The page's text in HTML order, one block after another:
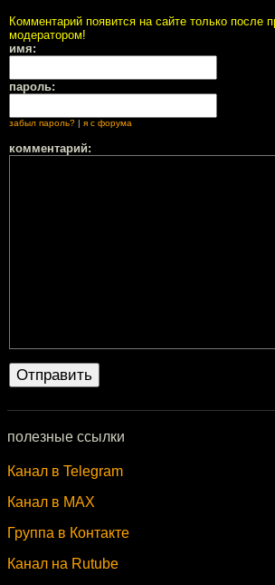
Комментарий появится на сайте только после
модератором!
имя:
пароль:
забыл пароль? | я с форума
комментарий:
полезные ссылки
Канал в Telegram
Канал в MAX
Группа в Контакте
Канал на Rutube